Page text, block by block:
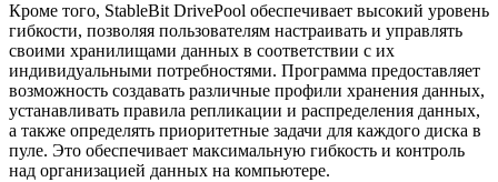
Кроме того, StableBit DrivePool обеспечивает высокий уровень
гибкости, позволяя пользователям настраивать и управлять
своими хранилищами данных в соответствии с их
индивидуальными потребностями. Программа предоставляет
возможность создавать различные профили хранения данных,
устанавливать правила репликации и распределения данных,
а также определять приоритетные задачи для каждого диска в
пуле. Это обеспечивает максимальную гибкость и контроль
над организацией данных на компьютере.